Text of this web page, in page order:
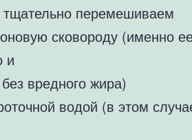
перемешиваем
сковороду (именно
и
вредного жира)
водой (в этом